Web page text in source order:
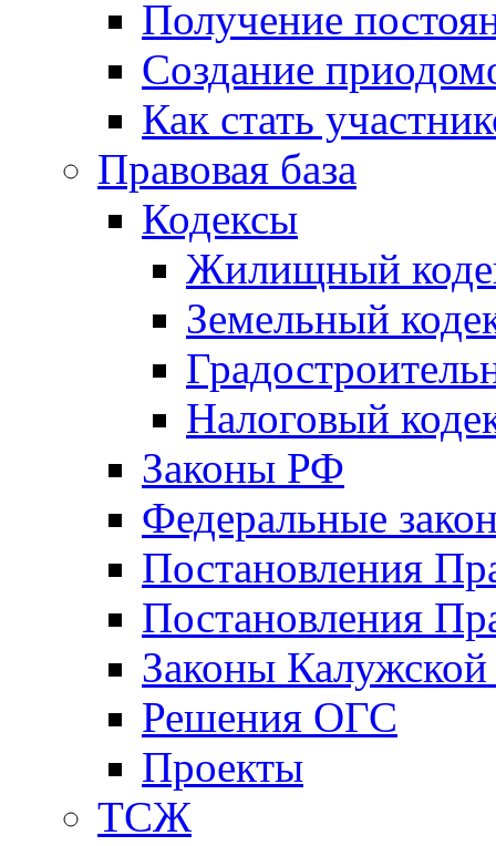
Получение
Создание
Как стать
Правовая база
Кодексы
Жилищный
Земельный
Налоговый
Законы РФ
Федеральные
Постановления
Постановления
Законы Калужской
Решения ОГС
Проекты
ТСЖ